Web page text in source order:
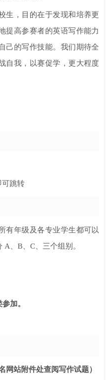
生，目的在于发现和培养更
提高参赛者的英语写作能力
己的写作技能。我们期待全
自我，以赛促学，更大程度
可跳转
有年级及各专业学生都可以
、B、C、三个组别。
加。
名网站附件处查阅写作试题）